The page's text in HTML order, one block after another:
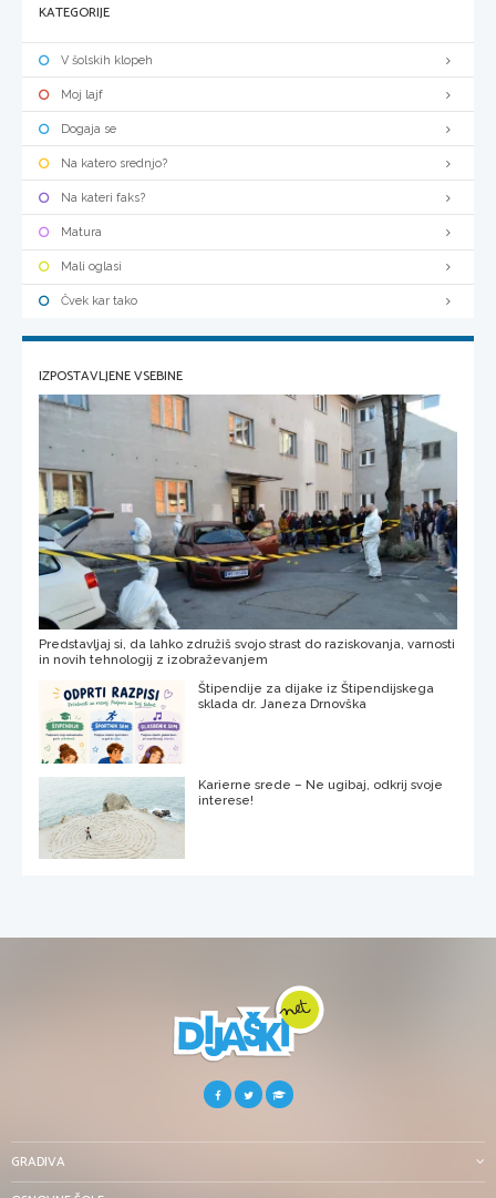
KATEGORIJE
V šolskih klopeh
Moj lajf
Dogaja se
Na katero srednjo?
Na kateri faks?
Matura
Mali oglasi
Čvek kar tako
IZPOSTAVLJENE VSEBINE
Predstavljaj si, da lahko združiš svojo strast do raziskovanja, varnosti
in novih tehnologij z izobraževanjem
Štipendije za dijake iz Štipendijskega
sklada dr. Janeza Drnovška
Karierne srede – Ne ugibaj, odkrij svoje
interese!
GRADIVA